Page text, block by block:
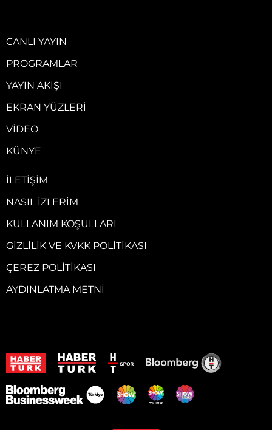
CANLI YAYIN
PROGRAMLAR
YAYIN AKIŞI
EKRAN YÜZLERI
VIDEO
KÜNYE
İLETIŞIM
NASIL İZLERIM
KULLANIM KOŞULLARI
GIZLILIK VE KVKK POLITIKASI
ÇEREZ POLITIKASI
AYDINLATMA METNI